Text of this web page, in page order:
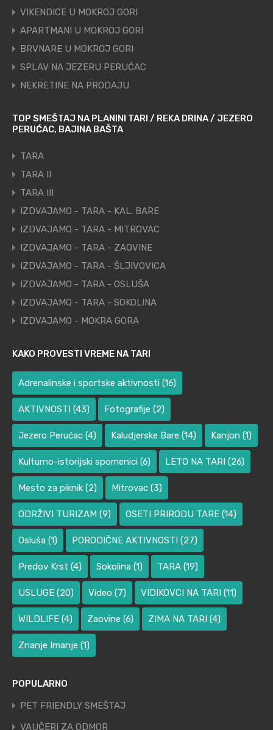
VIKENDICE U MOKROJ GORI
APARTMANI U MOKROJ GORI
BRVNARE U MOKROJ GORI
SPLAV NA JEZERU PERUĆAC
NEKRETINE NA PRODAJU
TOP SMEŠTAJ NA PLANINI TARI / REKA DRINA / JEZERO
PERUĆAC, BAJINA BAŠTA
TARA
TARA II
TARA III
IZDVAJAMO - TARA - KAL. BARE
IZDVAJAMO - TARA - MITROVAC
IZDVAJAMO - TARA - ZAOVINE
IZDVAJAMO - TARA - ŠLJIVOVICA
IZDVAJAMO - TARA - OSLUŠA
IZDVAJAMO - TARA - SOKOLINA
IZDVAJAMO - MOKRA GORA
KAKO PROVESTI VREME NA TARI
Adrenalinske i sportske aktivnosti (16)
AKTIVNOSTI (43) Fotografije (2)
Jezero Perućac (4) Kaludjerske Bare (14) Kanjon (1)
Kulturno-istorijski spomenici (6) LETO NA TARI (26)
Mesto za piknik (2) Mitrovac (3)
ODRŽIVI TURIZAM (9) OSETI PRIRODU TARE (14)
Osluša (1) PORODIČNE AKTIVNOSTI (27)
Predov Krst (4) Sokolina (1) TARA (19)
USLUGE (20) Video (7) VIDIKOVCI NA TARI (11)
WILDLIFE (4) Zaovine (6) ZIMA NA TARI (4)
Znanje Imanje (1)
POPULARNO
PET FRIENDLY SMEŠTAJ
VAUČERI ZA ODMOR